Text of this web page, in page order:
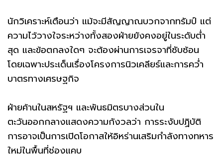
นักวิเคราะห์เตือนว่า แม้จะมีสัญญาณบวกจากทรัมป์ แต่
ความไว้วางใจระหว่างทั้งสองฝ่ายยังคงอยู่ในระดับต่ำ
สุด และข้อตกลงใดๆ จะต้องผ่านการเจรจาที่ซับซ้อน
โดยเฉพาะประเด็นเรื่องโครงการนิวเคลียร์และการคว่ำ
บาตรทางเศรษฐกิจ
ฝ่ายค้านในสหรัฐฯ และพันธมิตรบางส่วนใน
ตะวันออกกลางแสดงความกังวลว่า การระงับปฏิบัติ
การอาจเป็นการเปิดโอกาสให้อิหร่านเสริมกำลังทางทหาร
ใหม่ในพื้นที่ช่องแคบ